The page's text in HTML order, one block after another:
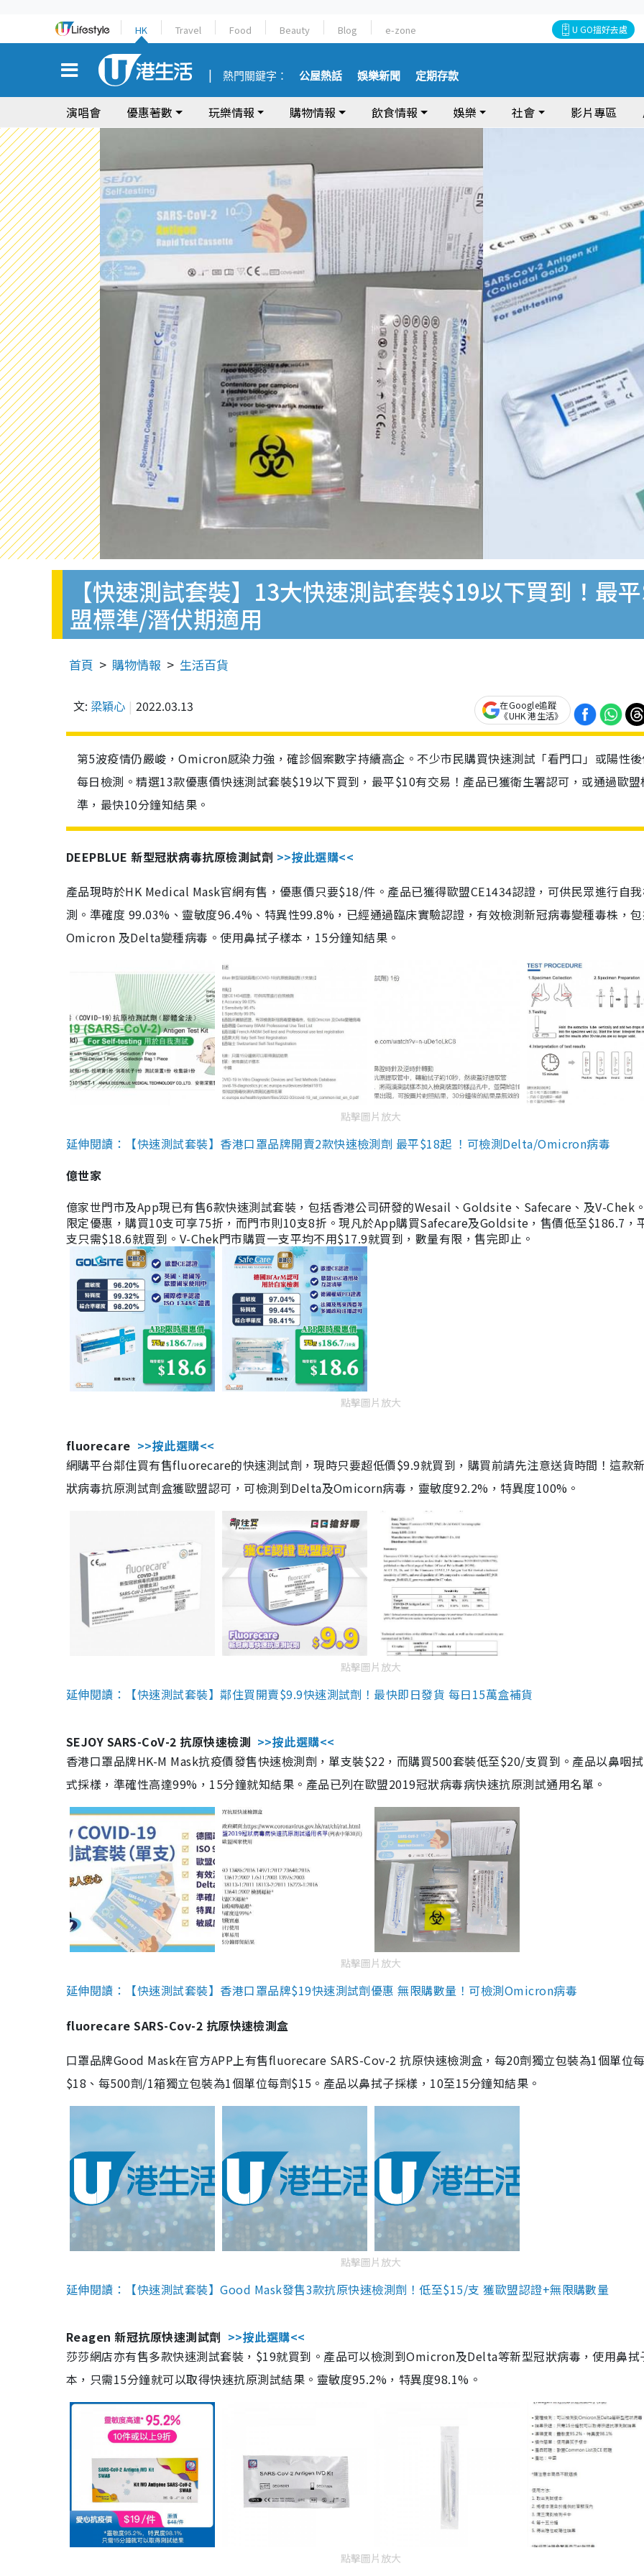
HK Travel Food Beauty Blog e-zone U GO搵好去處
熱門關鍵字： 公屋熱話 娛樂新聞 定期存款
演唱會 優惠著數 玩樂情報 購物情報 飲食情報 娛樂 社會 影片專區
【快速測試套裝】13大快速測試套裝$19以下買到！最
盟標準/潛伏期適用
首頁 購物情報 生活百貨
文: 梁穎心 2022.03.13
在Google追蹤
《UHK 港生活》
第5波疫情仍嚴峻，Omicron感染力強，確診個案數字持續高企。不少市民購買快速測試「看門口」或陽性
每日檢測。精選13款優惠價快速測試套裝$19以下買到，最平$10有交易！產品已獲衛生署認可，或通過歐盟
準，最快10分鐘知結果。
DEEPBLUE 新型冠狀病毒抗原檢測試劑 >>按此選購<<
產品現時於HK Medical Mask官網有售，優惠價只要$18/件。產品已獲得歐盟CE1434認證，可供民眾進行自
測。準確度 99.03%、靈敏度96.4%、特異性99.8%，已經通過臨床實驗認證，有效檢測新冠病毒變種毒株，
Omicron 及Delta變種病毒。使用鼻拭子樣本，15分鐘知結果。
點擊圖片放大
延伸閱讀：【快速測試套裝】香港口罩品牌開賣2款快速檢測劑 最平$18起 ！可檢測Delta/Omicron病毒
億世家
億家世門市及App現已有售6款快速測試套裝，包括香港公司研發的Wesail、Goldsite、Safecare、及V-Chek
限定優惠，購買10支可享75折，而門市則10支8折。現凡於App購買Safecare及Goldsite，售價低至$186.7，
支只需$18.6就買到。V-Chek門市購買一支平均不用$17.9就買到，數量有限，售完即止。
點擊圖片放大
fluorecare >>按此選購<<
網購平台鄰住買有售fluorecare的快速測試劑，現時只要超低價$9.9就買到，購買前請先注意送貨時間！這款
狀病毒抗原測試劑盒獲歐盟認可，可檢測到Delta及Omicorn病毒，靈敏度92.2%，特異度100%。
點擊圖片放大
延伸閱讀：【快速測試套裝】鄰住買開賣$9.9快速測試劑！最快即日發貨 每日15萬盒補貨
SEJOY SARS-CoV-2 抗原快速檢測 >>按此選購<<
香港口罩品牌HK-M Mask抗疫價發售快速檢測劑，單支裝$22，而購買500套裝低至$20/支買到。產品以鼻咽
式採樣，準確性高達99%，15分鐘就知結果。產品已列在歐盟2019冠狀病毒病快速抗原測試通用名單。
點擊圖片放大
延伸閱讀：【快速測試套裝】香港口罩品牌$19快速測試劑優惠 無限購數量！可檢測Omicron病毒
fluorecare SARS-Cov-2 抗原快速檢測盒
口罩品牌Good Mask在官方APP上有售fluorecare SARS-Cov-2 抗原快速檢測盒，每20劑獨立包裝為1個單位
$18、每500劑/1箱獨立包裝為1個單位每劑$15。產品以鼻拭子採樣，10至15分鐘知結果。
點擊圖片放大
延伸閱讀：【快速測試套裝】Good Mask發售3款抗原快速檢測劑！低至$15/支 獲歐盟認證+無限購數量
Reagen 新冠抗原快速測試劑 >>按此選購<<
莎莎網店亦有售多款快速測試套裝，$19就買到。產品可以檢測到Omicron及Delta等新型冠狀病毒，使用鼻拭
本，只需15分鐘就可以取得快速抗原測試結果。靈敏度95.2%，特異度98.1%。
點擊圖片放大